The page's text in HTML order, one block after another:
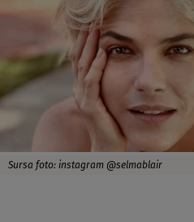
Sursa foto: instagram @selmablair